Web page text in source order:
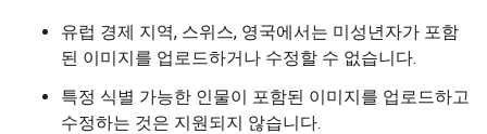
유럽 경제 지역, 스위스, 영국에서는 미성년자가 포함
된 이미지를 업로드하거나 수정할 수 없습니다.
특정 식별 가능한 인물이 포함된 이미지를 업로드하고
수정하는 것은 지원되지 않습니다.